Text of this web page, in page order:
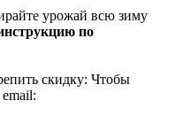
урожай всю зиму
по
скидку: Чтобы